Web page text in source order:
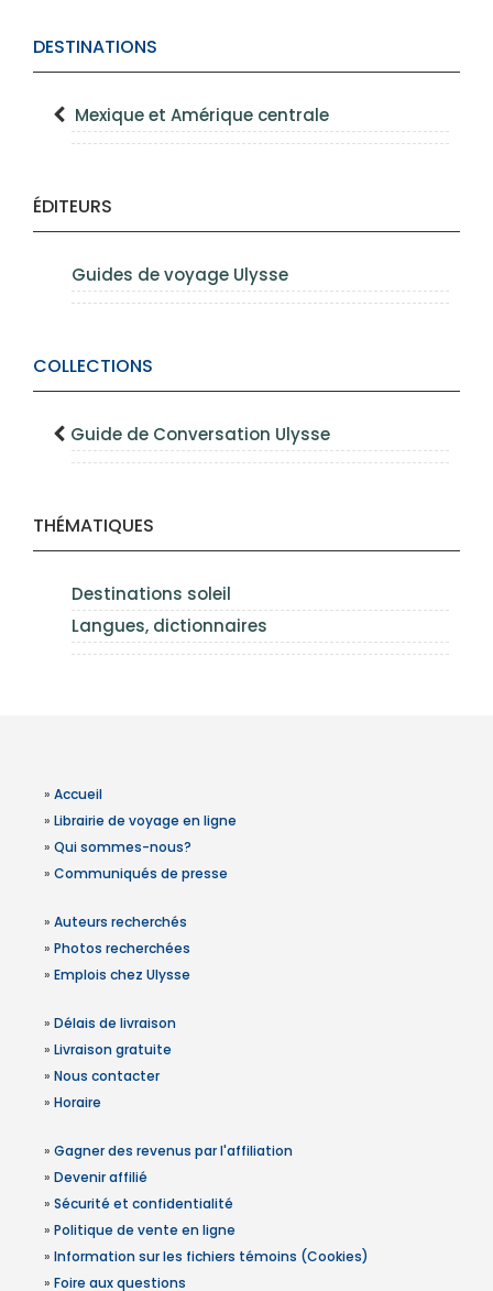
DESTINATIONS
Mexique et Amérique centrale
ÉDITEURS
Guides de voyage Ulysse
COLLECTIONS
Guide de Conversation Ulysse
THÉMATIQUES
Destinations soleil
Langues, dictionnaires
» Accueil
» Librairie de voyage en ligne
» Qui sommes-nous?
» Communiqués de presse
» Auteurs recherchés
» Photos recherchées
» Emplois chez Ulysse
» Délais de livraison
» Livraison gratuite
» Nous contacter
» Horaire
» Gagner des revenus par l'affiliation
» Devenir affilié
» Sécurité et confidentialité
» Politique de vente en ligne
» Information sur les fichiers témoins (Cookies)
» Foire aux questions